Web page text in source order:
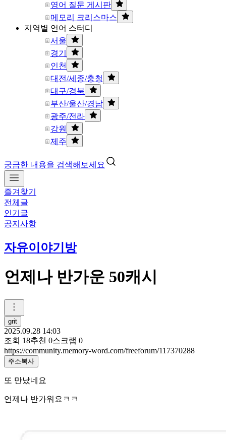
영어 질문 게시판
메모리 크리스마스
지역별 언어 스터디
서울
경기
인천
대전/세종/충청
대구/경북
부산/울산/경남
광주/전라
강원
제주
궁금한 내용을 검색해보세요
즐겨찾기
전체글
인기글
공지사항
자유이야기방
언제나 반가운 50캐시
grit
2025.09.28 14:03
조회 18추천 0스크랩 0
https://community.memory-word.com/freeforum/117370288
주소복사
또 만났네요
언제나 반가워요ㅋㅋ